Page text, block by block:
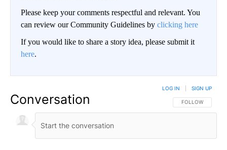
Please keep your comments respectful and relevant. You
can review our Community Guidelines by clicking here
If you would like to share a story idea, please submit it
here.
Conversation FOLLOW THIS
FOLLOW
LOG IN SIGN UP